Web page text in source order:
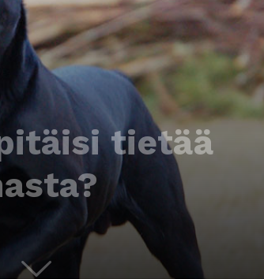
tietää